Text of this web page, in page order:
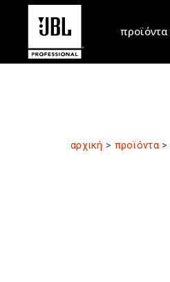
προϊόντα
αρχική > προϊόντα>